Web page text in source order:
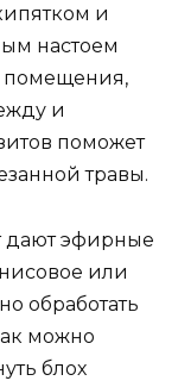
и
настоем
помещения,
и
поможет
травы.
эфирные
или
обработать
можно
блох